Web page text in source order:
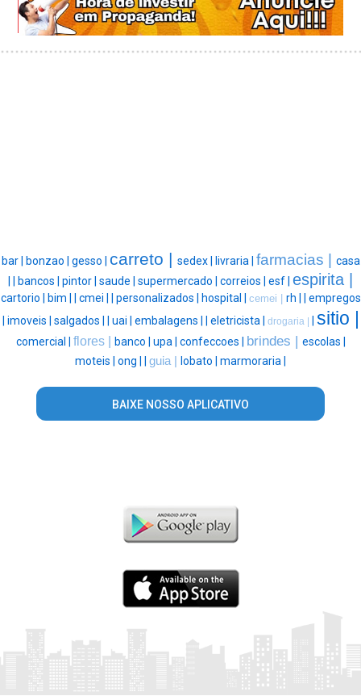
bar | bonzao | gesso | carreto | sedex | livraria | farmacias |
casa
bancos | pintor | saude | supermercado | correios | esf | espirita |
cartorio | bim | cmei | personalizados | hospital | cemei | rh |
empregos
imoveis | salgados | uai | embalagens | eletricista | drogaria | sitio |
comercial | flores | banco | upa | confeccoes | brindes | escolas |
moteis | ong | guia | lobato | marmoraria |
BAIXE NOSSO APLICATIVO